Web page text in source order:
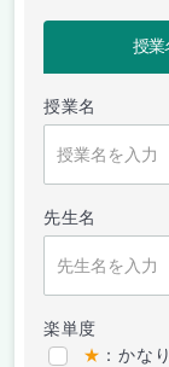
授業
授業名
先生名
楽単度
★ ：かな